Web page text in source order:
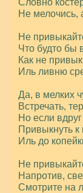
Словно
Не мелочись,
Не
Что будто бы
Как не
Иль ливню
Да, в мелких
Встречать,
Но если
Привыкнуть к
Иль до
Не
Напротив,
Смотрите на